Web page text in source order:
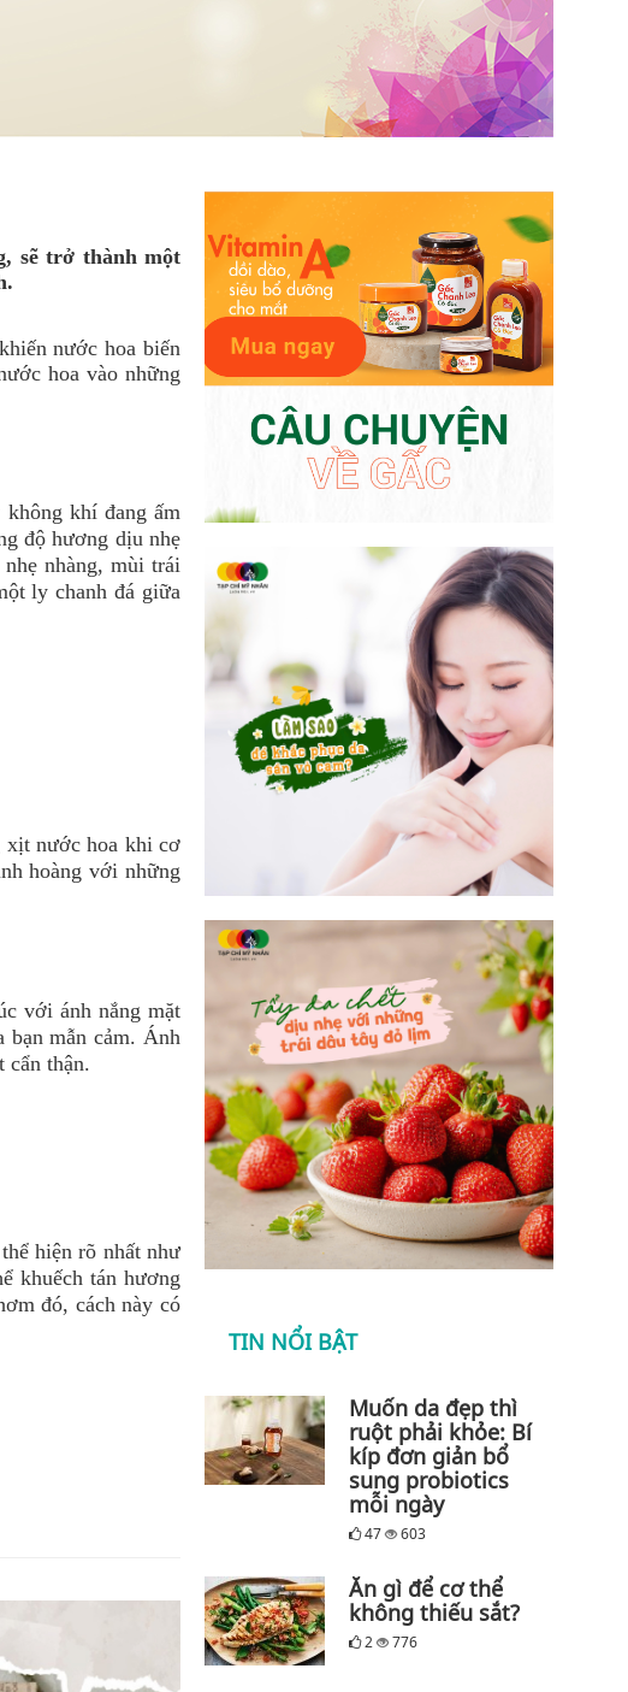
sẽ trở thành một
nước hoa biến
hoa vào những
khí đang ấm
độ hương dịu nhẹ
nhàng, mùi trái
ly chanh đá giữa
xịt nước hoa khi cơ
hoàng với những
với ánh nắng mặt
bạn mẫn cảm. Ánh
cẩn thận.
hiện rõ nhất như
khuếch tán hương
đó, cách này có
TIN NỔI BẬT
Muốn da đẹp thì
ruột phải khỏe: Bí
kíp đơn giản bổ
sung probiotics
mỗi ngày
47 603
Ăn gì để cơ thể
không thiếu sắt?
2 776